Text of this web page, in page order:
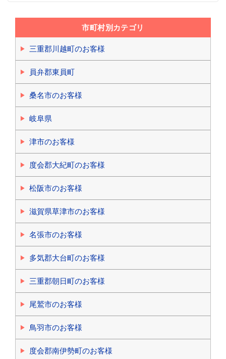
市町村別カテゴリ
三重郡川越町のお客様
員弁郡東員町
桑名市のお客様
岐阜県
津市のお客様
度会郡大紀町のお客様
松阪市のお客様
滋賀県草津市のお客様
名張市のお客様
多気郡大台町のお客様
三重郡朝日町のお客様
尾鷲市のお客様
鳥羽市のお客様
度会郡南伊勢町のお客様